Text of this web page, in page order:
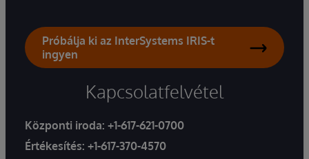
Próbálja ki az InterSystems IRIS-t
ingyen
Kapcsolatfelvétel
Központi iroda: +1-617-621-0700
Értékesítés: +1-617-370-4570